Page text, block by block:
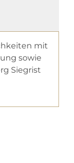
mit
sowie
Siegrist